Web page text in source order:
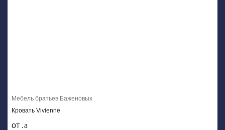
Мебель братьев Баженовых
Кровать Vivienne
от .